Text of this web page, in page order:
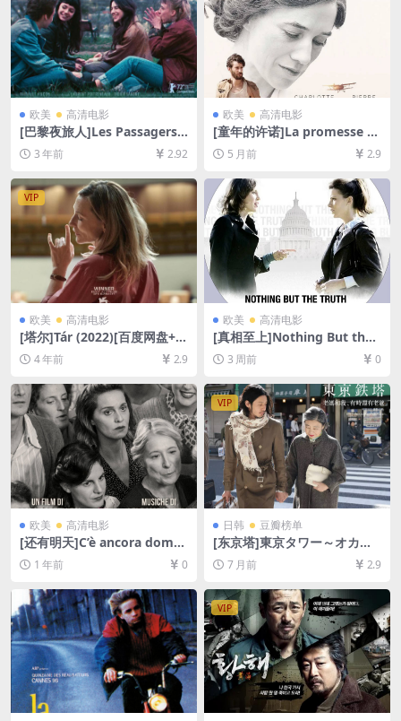
欧美 高清电影
[巴黎夜旅人]Les Passagers
de la nuit (2022)[百度网盘
+迅雷云盘资源1080P超清未
删减][MP4/7GB][中文字幕]
3 年前 2.92
欧美 高清电影
[童年的许诺]La promesse d
e l’aube (2017)[百度网盘+夸
克网盘1080P超清未删减资源]
[网盘在线播放/下载][MP4/8.
3GB][中文字幕]
5 月前 2.9
VIP
欧美 高清电影
[塔尔]Tár (2022)[百度网盘+迅
雷云盘资源1080P超清未删减]
[MP4/9GB][中英字幕]
4 年前 2.9
欧美 高清电影
[真相至上]Nothing But the
Truth (2008)[百度网盘+夸克
网盘1080P超清未删减资源]
[网盘在线播放/下载][MP4/7G
B][中英字幕]
3 周前 0
欧美 高清电影
[还有明天]C’è ancora doma
ni (2023)[百度网盘+夸克网盘
1080P超清未删减资源][网盘
[中英字幕]
1 年前 0
VIP
日韩 豆瓣榜单
[东京塔]東京タワー～オカン
とボクと、時々、オトン～ (2
007)[百度网盘+夸克网盘1080
放/下载][MP4/10GB][中文字
幕]
7 月前 2.9
VIP